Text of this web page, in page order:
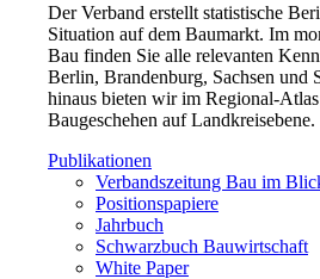
Der Verband erstellt statistische
Situation auf dem Baumarkt. Im
Bau finden Sie alle relevanten
Berlin, Brandenburg, Sachsen und
hinaus bieten wir im Regional-
Baugeschehen auf Landkreisebene.
Publikationen
Verbandszeitung Bau im
Positionspapiere
Jahrbuch
Schwarzbuch Bauwirtschaft
White Paper